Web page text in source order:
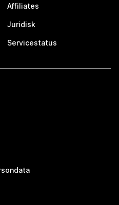
Affiliates
Juridisk
Servicestatus